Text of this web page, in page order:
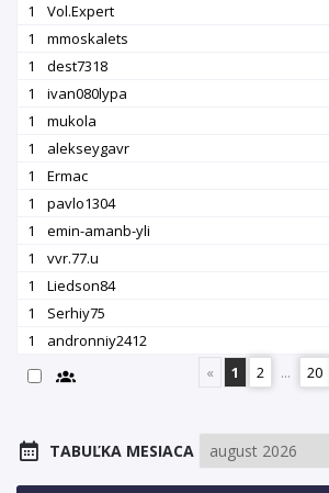
1
Vol.Expert
1
mmoskalets
1
dest7318
1
ivan080lypa
1
mukola
1
alekseygavr
1
Ermac
1
pavlo1304
1
emin-amanb-yli
1
vvr.77.u
1
Liedson84
1
Serhiy75
1
andronniy2412
«
1 2 ... 20
TABUĽKA MESIACA